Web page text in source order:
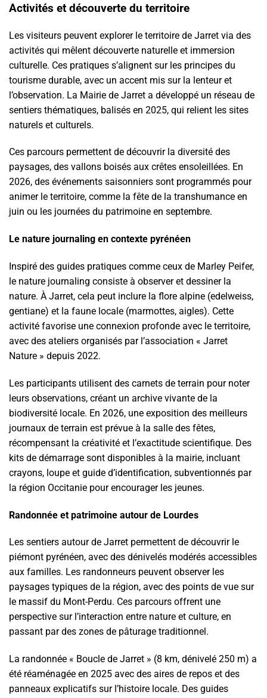
Activités et découverte du territoire
Les visiteurs peuvent explorer le territoire de Jarret via des
activités qui mêlent découverte naturelle et immersion
culturelle. Ces pratiques s’alignent sur les principes du
tourisme durable, avec un accent mis sur la lenteur et
l’observation. La Mairie de Jarret a développé un réseau de
sentiers thématiques, balisés en 2025, qui relient les sites
naturels et culturels.
Ces parcours permettent de découvrir la diversité des
paysages, des vallons boisés aux crêtes ensoleillées. En
2026, des événements saisonniers sont programmés pour
animer le territoire, comme la fête de la transhumance en
juin ou les journées du patrimoine en septembre.
Le nature journaling en contexte pyrénéen
Inspiré des guides pratiques comme ceux de Marley Peifer,
le nature journaling consiste à observer et dessiner la
nature. À Jarret, cela peut inclure la flore alpine (edelweiss,
gentiane) et la faune locale (marmottes, aigles). Cette
activité favorise une connexion profonde avec le territoire,
avec des ateliers organisés par l’association « Jarret
Nature » depuis 2022.
Les participants utilisent des carnets de terrain pour noter
leurs observations, créant un archive vivante de la
biodiversité locale. En 2026, une exposition des meilleurs
journaux de terrain est prévue à la salle des fêtes,
récompensant la créativité et l’exactitude scientifique. Des
kits de démarrage sont disponibles à la mairie, incluant
crayons, loupe et guide d’identification, subventionnés par
la région Occitanie pour encourager les jeunes.
Randonnée et patrimoine autour de Lourdes
Les sentiers autour de Jarret permettent de découvrir le
piémont pyrénéen, avec des dénivelés modérés accessibles
aux familles. Les randonneurs peuvent observer les
paysages typiques de la région, avec des points de vue sur
le massif du Mont-Perdu. Ces parcours offrent une
perspective sur l’interaction entre nature et culture, en
passant par des zones de pâturage traditionnel.
La randonnée « Boucle de Jarret » (8 km, dénivelé 250 m) a
été réaménagée en 2025 avec des aires de repos et des
panneaux explicatifs sur l’histoire locale. Des guides